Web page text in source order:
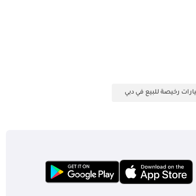
رخيصة للبيع في دبي